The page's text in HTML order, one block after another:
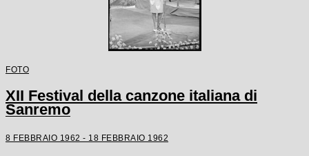
FOTO
XII Festival della canzone italiana di
Sanremo
8 FEBBRAIO 1962 - 18 FEBBRAIO 1962